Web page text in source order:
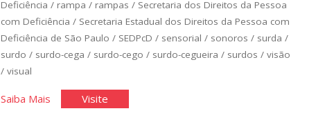
Deficiência / rampa / rampas / Secretaria dos Direitos da Pessoa
com Deficiência / Secretaria Estadual dos Direitos da Pessoa com
Deficiência de São Paulo / SEDPcD / sensorial / sonoros / surda /
surdo / surdo-cega / surdo-cego / surdo-cegueira / surdos / visão
/ visual
Saiba Mais"Cinco
Visite"Cinco